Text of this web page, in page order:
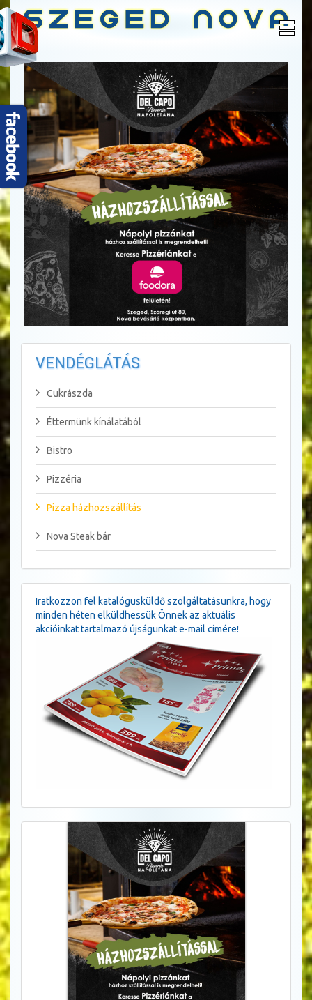
VENDÉGLÁTÁS
Cukrászda
Éttermünk kínálatából
Bistro
Pizzéria
Pizza házhozszállítás
Nova Steak bár
Iratkozzon fel katalógusküldő szolgáltatásunkra, hogy
minden héten elküldhessük Önnek az aktuális
akcióinkat tartalmazó újságunkat e-mail címére!